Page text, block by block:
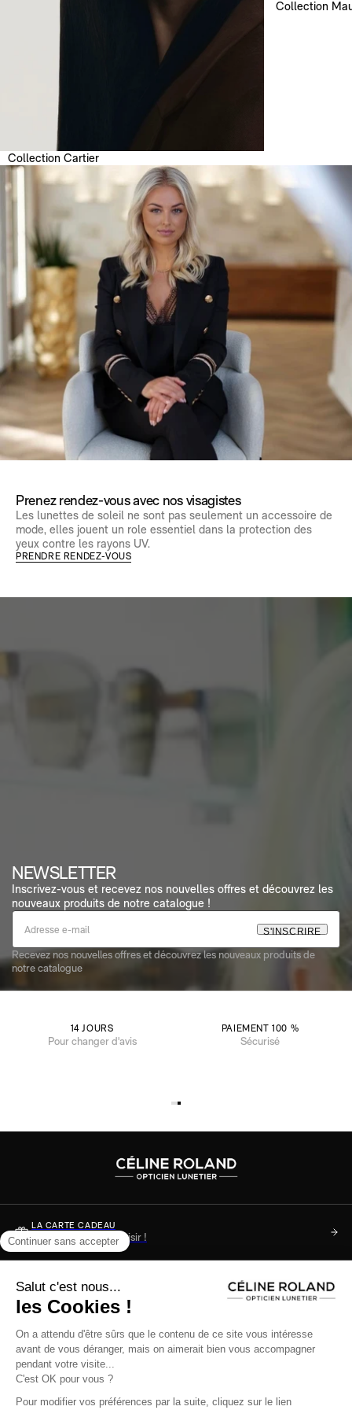
Collection Cartier
Collection
Prenez rendez-vous avec nos visagistes
Les lunettes de soleil ne sont pas seulement un accessoire de
mode, elles jouent un role essentiel dans la protection des
yeux contre les rayons UV.
PRENDRE RENDEZ-VOUS
NEWSLETTER
Inscrivez-vous et recevez nos nouvelles offres et découvrez les
nouveaux produits de notre catalogue !
S'INSCRIRE
Recevez nos nouvelles offres et découvrez les nouveaux produits de
notre catalogue
14 JOURS
Pour changer d'avis
PAIEMENT 100 %
Sécurisé
LA CARTE CADEAU
Soyez sûr de faire plaisir !
DES QUESTIONS ?
Consultez notre FAQ
+33 (0)3 89 34 36 49
Du lundi au samedi de 10h à 13h - 14h à 17h ou nous écrire
Aide & infos pratique